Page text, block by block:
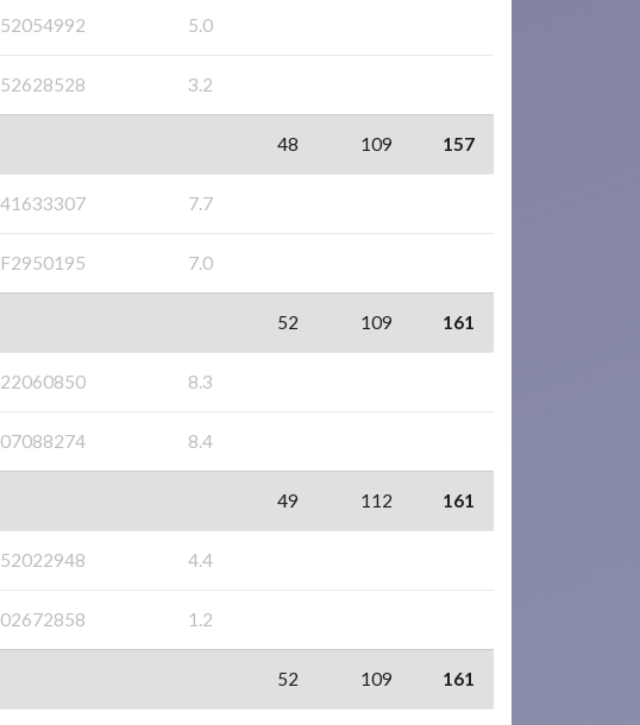
5.0
3.2
48 109 157
7.7
7.0
52 109 161
8.3
8.4
49 112 161
4.4
1.2
52 109 161